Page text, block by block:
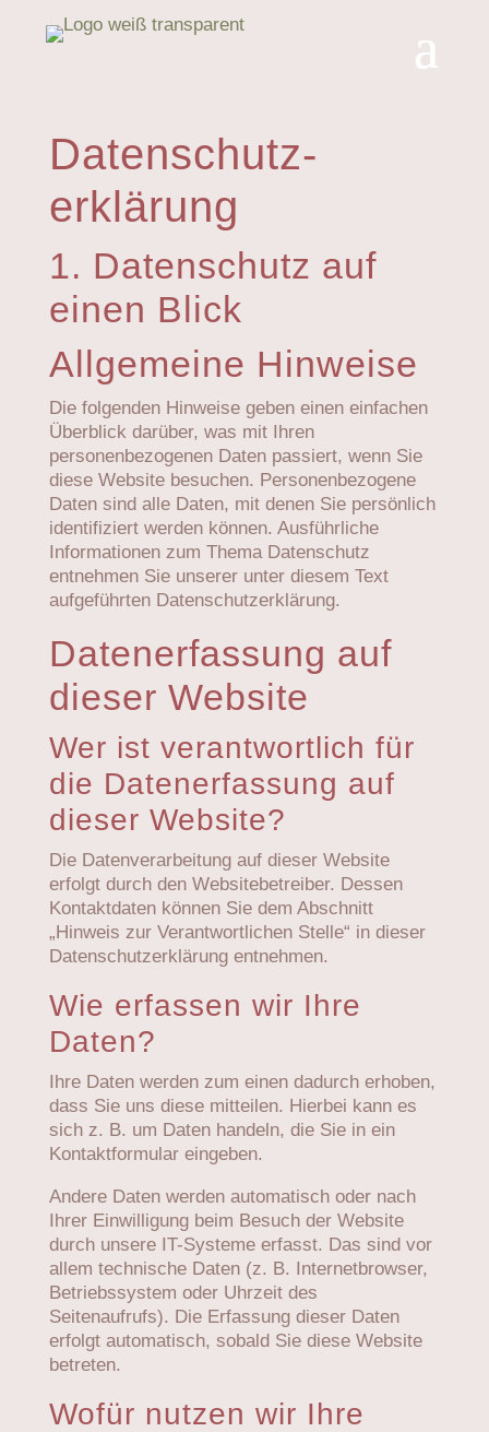
Datenschutz­
erklärung
1. Datenschutz auf
einen Blick
Allgemeine Hinweise
Die folgenden Hinweise geben einen einfachen
Überblick darüber, was mit Ihren
personenbezogenen Daten passiert, wenn Sie
diese Website besuchen. Personenbezogene
Daten sind alle Daten, mit denen Sie persönlich
identifiziert werden können. Ausführliche
Informationen zum Thema Datenschutz
entnehmen Sie unserer unter diesem Text
aufgeführten Datenschutzerklärung.
Datenerfassung auf
dieser Website
Wer ist verantwortlich für
die Datenerfassung auf
dieser Website?
Die Datenverarbeitung auf dieser Website
erfolgt durch den Websitebetreiber. Dessen
Kontaktdaten können Sie dem Abschnitt
„Hinweis zur Verantwortlichen Stelle“ in dieser
Datenschutzerklärung entnehmen.
Wie erfassen wir Ihre
Daten?
Ihre Daten werden zum einen dadurch erhoben,
dass Sie uns diese mitteilen. Hierbei kann es
sich z. B. um Daten handeln, die Sie in ein
Kontaktformular eingeben.
Andere Daten werden automatisch oder nach
Ihrer Einwilligung beim Besuch der Website
durch unsere IT-Systeme erfasst. Das sind vor
allem technische Daten (z. B. Internetbrowser,
Betriebssystem oder Uhrzeit des
Seitenaufrufs). Die Erfassung dieser Daten
erfolgt automatisch, sobald Sie diese Website
betreten.
Wofür nutzen wir Ihre